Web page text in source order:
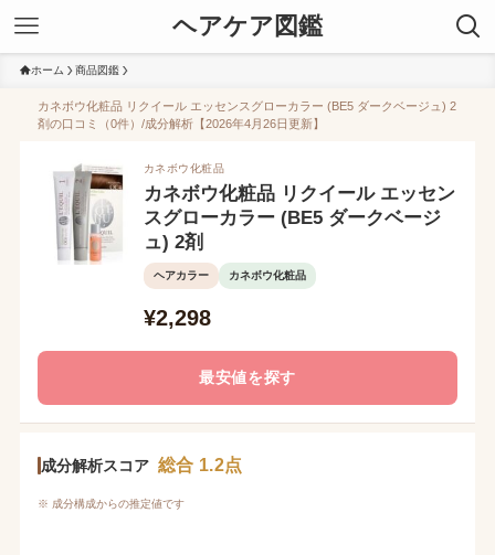
ヘアケア図鑑
ホーム 商品図鑑
カネボウ化粧品 リクイール エッセンスグローカラー (BE5 ダークベージュ) 2
剤の口コミ（0件）/成分解析【2026年4月26日更新】
カネボウ化粧品
カネボウ化粧品 リクイール エッセン
スグローカラー (BE5 ダークベージ
ュ) 2剤
ヘアカラー カネボウ化粧品
¥2,298
最安値を探す
成分解析スコア 総合 1.2点
※ 成分構成からの推定値です